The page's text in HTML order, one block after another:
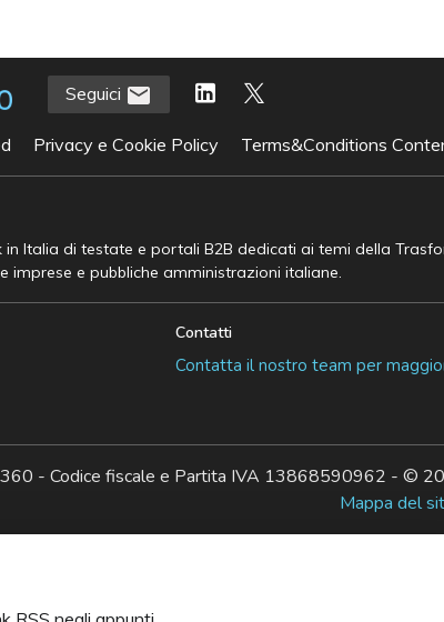
Seguici
Privacy e Cookie Policy Terms&Conditions
Italia di testate e portali B2B dedicati ai temi della
imprese e pubbliche amministrazioni italiane.
Contatti
Contatta il nostro team per
- Codice fiscale e Partita IVA 13868590962 - ©
Mappa del